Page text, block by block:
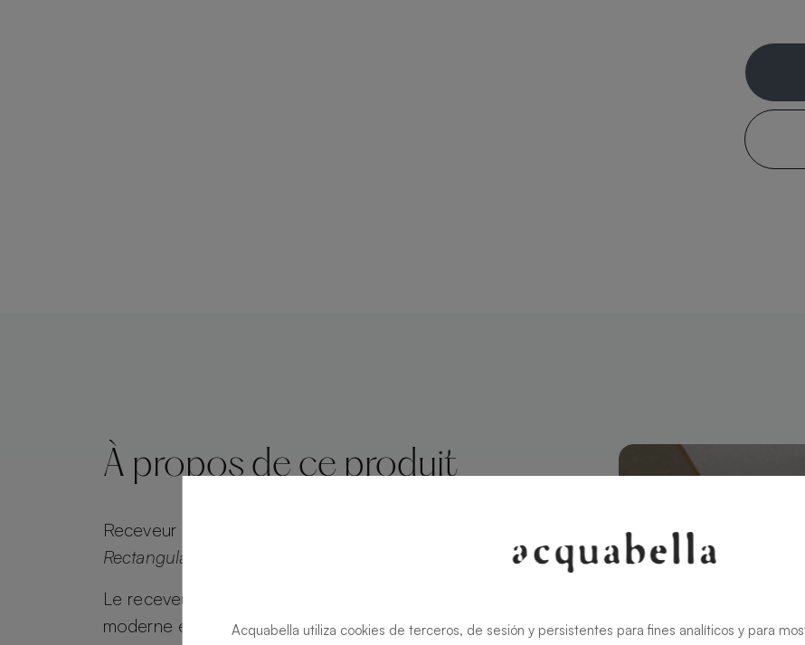
À propos de ce produit
Receveur de douche
Rectangulaire 140 X 100
Le receveur de douche Alma Slate allie style
moderne et attrait intemporel. Alma Slate conserve
Acquabella utiliza cookies de terceros, de sesión y persistentes para fines analíticos y para